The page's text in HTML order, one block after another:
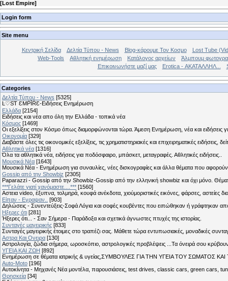
[Lost Empire]
Login form
Site menu
Κεντρική Σελίδα Δελτία Τύπου - News Blog-κάρουμε Τον Κοσμο
Lost Tube
Web-Tools
Αθλητική ενημέρωση Κατάλογος αρχείων
Άλμπουμ
Επικοινωνήστε μαζί μας
Erotica - ΑΚΑΤΑΛΛΗΛ...
Categories
Δελτία Τύπου - News [5325]
Ŀ♡SƬ ƐMṖĪŔƐ-Ειδήσεις Ενημέρωση
Ελλάδα [2154]
Ειδήσεις και νέα απο όλη την Ελλάδα - τοπικά νέα
Κόσμος [1469]
Οι εξελίξεις στον Κόσμο όπως διαμορφώνονται τώρα. Άμεση Ενημέρωση, νέα και
Οικονομία [329]
Διαβάστε όλες τις οικονομικές εξελίξεις, τις χρηματιστηριακές και επιχειρηματικές ειδήσεις,
Αθλητικά νέα [1316]
Όλα τα αθλητικά νέα, ειδήσεις για ποδόσφαιρο, μπάσκετ, μεταγραφές. Αθλητικές ειδήσεις..
Μουσικά Νέα [1643]
Μουσικά Νέα - Ενημέρωση για συναυλίες, νέες δισκογραφίες και άλλα θέματα που
Gossip από την Showbiz [2305]
Paparazzi - Gossip από την Showbiz-Gossip από την ελληνική showbiz και όχι μόνο.
***Γελάτε γιατί χανόμαστε....*** [1560]
Αστεια video, έξυπνα, τολμηρά, κουφά ανέκδοτα, χιούμοριστικές εικόνες, φάρσες, αστείες
Είπαν - Εγραψαν..
[903]
Δηλώσεις - Συνεντεύξεις-Σοφά Λόγια και σοφές κουβέντες που ειπώθηκαν ή
Hξερες ότι [281]
Ήξερες ότι... - Σαν Σήμερα - Παράδοξα και σχετικά άγνωστες πτυχές της ιστορίας.
Συνταγές μαγειρικής [833]
Συνταγές μαγειρικής έτοιμες στο τραπέζι σας. Μάθετε τώρα εντυπωσιακές, μοναδικές
Αστρα Και Ονειρα [130]
Αστρολογία, ζώδια σήμερα, ωροσκόπιο, αστρολογικές προβλέψεις ...Τα όνειρά σου
ΥΓΕΙΑ ΚΑΙ ΖΩΗ [892]
Eνημέρωση σε θέματα ιατρικής & υγείας,ΣΥΜΒΟΥΛΕΣ ΓΙΑ ΤΗΝ ΥΓΕΙΑ ΤΟΥ ΣΩΜΑΤΟΣ
Auto-Moto [196]
Αυτοκίνητα - Μηχανές Νέα μοντέλα, παρουσιάσεις, test drives, classic cars, green cars,
Θρησκεία [34]